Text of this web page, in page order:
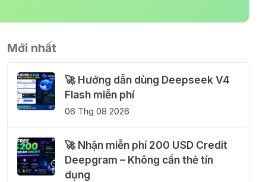
Mới nhất
🚀 Hướng dẫn dùng Deepseek V4
Flash miễn phí
06 Thg 08 2026
🚀 Nhận miễn phí 200 USD Credit
Deepgram – Không cần thẻ tín
dụng